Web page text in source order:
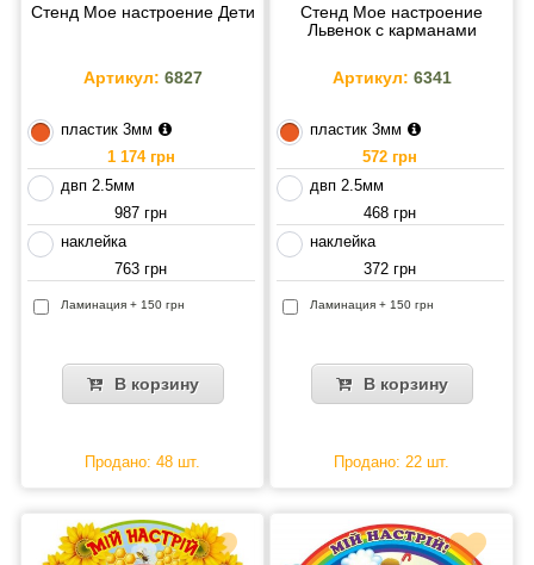
Стенд Мое настроение Дети
Артикул: 6827
пластик 3мм
1 174 грн
двп 2.5мм
987 грн
наклейка
763 грн
Ламинация + 150 грн
В корзину
Продано: 48 шт.
Стенд Мое настроение
Львенок с карманами
Артикул: 6341
пластик 3мм
572 грн
двп 2.5мм
468 грн
наклейка
372 грн
Ламинация + 150 грн
В корзину
Продано: 22 шт.